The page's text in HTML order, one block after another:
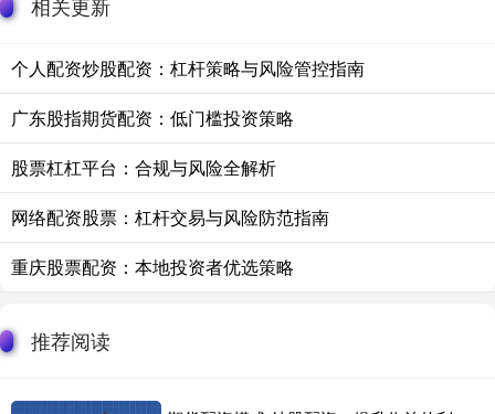
个人配资炒股配资：杠杆策略与风险管控指南
广东股指期货配资：低门槛投资策略
股票杠杠平台：合规与风险全解析
网络配资股票：杠杆交易与风险防范指南
重庆股票配资：本地投资者优选策略
推荐阅读